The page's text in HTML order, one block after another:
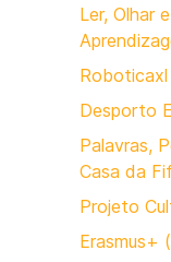
Ler, Olhar
Desporto
Palavras,
Casa da
Projeto
Erasmus+